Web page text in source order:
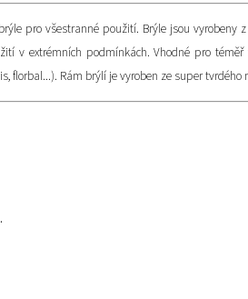
pro všestranné použití. Brýle jsou vyrobeny
v extrémních podmínkách. Vhodné pro
florbal...). Rám brýlí je vyroben ze super